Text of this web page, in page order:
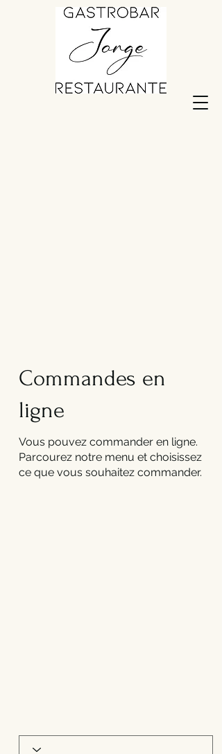
Commandes en
ligne
Vous pouvez commander en ligne.
Parcourez notre menu et choisissez
ce que vous souhaitez commander.